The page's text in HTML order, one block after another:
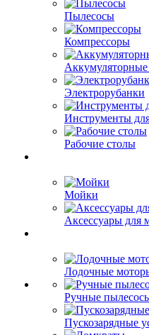
Пылесосы
Компрессоры
Аккумуляторные
Электрорубанки
Инструменты
Рабочие столы
Мойки
Аксессуары для
Лодочные
Ручные
Пускозарядные